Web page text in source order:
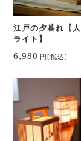
江戸の夕暮れ【
ライト】
6,980 円[税込]